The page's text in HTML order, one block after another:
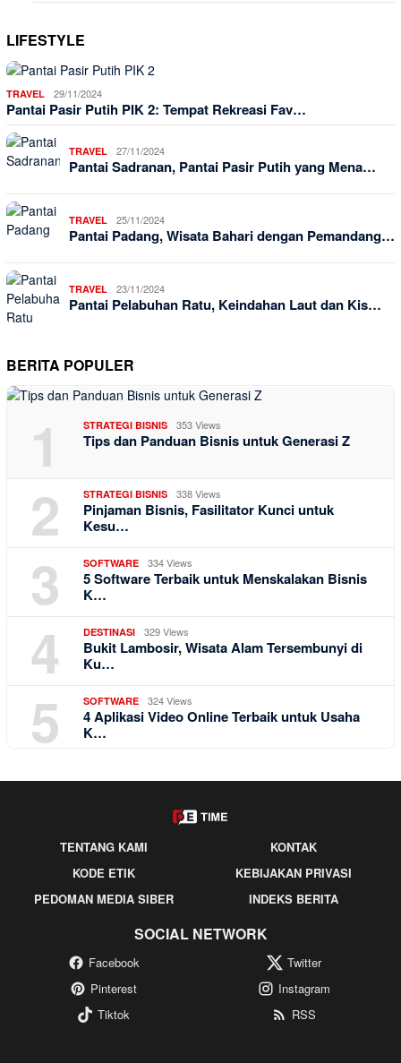
LIFESTYLE
TRAVEL 29/11/2024
Pantai Pasir Putih PIK 2: Tempat Rekreasi Fav…
TRAVEL 27/11/2024
Pantai Sadranan, Pantai Pasir Putih yang Mena…
TRAVEL 25/11/2024
Pantai Padang, Wisata Bahari dengan Pemandang…
TRAVEL 23/11/2024
Pantai Pelabuhan Ratu, Keindahan Laut dan Kis…
BERITA POPULER
1 STRATEGI BISNIS 353 Views
Tips dan Panduan Bisnis untuk Generasi Z
2 STRATEGI BISNIS 338 Views
Pinjaman Bisnis, Fasilitator Kunci untuk
Kesu…
3 SOFTWARE 334 Views
5 Software Terbaik untuk Menskalakan Bisnis
K…
4 DESTINASI 329 Views
Bukit Lambosir, Wisata Alam Tersembunyi di
Ku…
5 SOFTWARE 324 Views
4 Aplikasi Video Online Terbaik untuk Usaha
K…
TENTANG KAMI
KONTAK
KODE ETIK
KEBIJAKAN PRIVASI
PEDOMAN MEDIA SIBER
INDEKS BERITA
SOCIAL NETWORK
Facebook
Twitter
Pinterest
Instagram
Tiktok
RSS